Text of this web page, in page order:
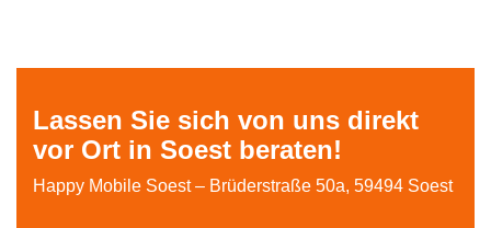
Lassen Sie sich von uns direkt
vor Ort in Soest beraten!
Happy Mobile Soest – Brüderstraße 50a, 59494 Soest